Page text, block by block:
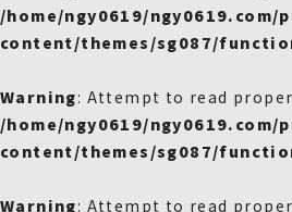
/home/ngy0619/
content/themes/sg087/
Warning: Attempt to read
/home/ngy0619/
content/themes/sg087/
Warning: Attempt to read